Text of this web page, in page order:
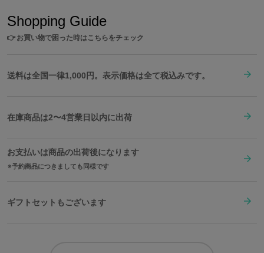
Shopping Guide
👉お買い物で困った時はこちらをチェック
送料は全国一律1,000円。表示価格は全て税込みです。
在庫商品は2〜4営業日以内に出荷
お支払いは商品の出荷後になります
予約商品につきましても同様です
ギフトセットもございます